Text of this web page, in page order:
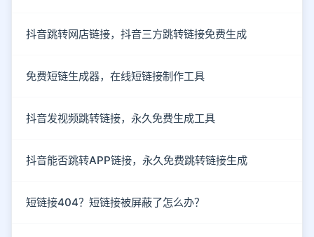
抖音跳转网店链接，抖音三方跳转链接免费生成
免费短链生成器，在线短链接制作工具
抖音发视频跳转链接，永久免费生成工具
抖音能否跳转APP链接，永久免费跳转链接生成
短链接404？短链接被屏蔽了怎么办？